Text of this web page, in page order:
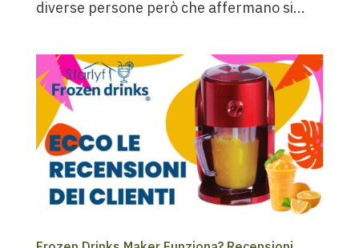
diverse persone però che affermano si...